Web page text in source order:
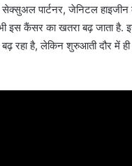
पार्टनर, जेनिटल
इस कैंसर का खतरा बढ़ जाता है.
रहा है, लेकिन शुरुआती दौर में ही